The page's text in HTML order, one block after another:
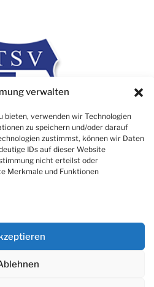
verwalten
bieten, verwenden wir Technologien
zu speichern und/oder darauf
zustimmst, können wir Daten
IDs auf dieser Website
nicht erteilst oder
Merkmale und Funktionen